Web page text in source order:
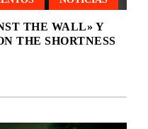
THE WALL» Y
THE SHORTNESS